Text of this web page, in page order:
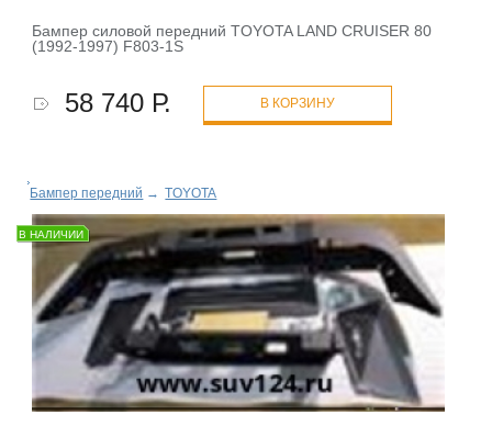
Бампер силовой передний TOYOTA LAND CRUISER 80
(1992-1997) F803-1S
58 740 Р. В КОРЗИНУ
Бампер передний → TOYOTA
В НАЛИЧИИ